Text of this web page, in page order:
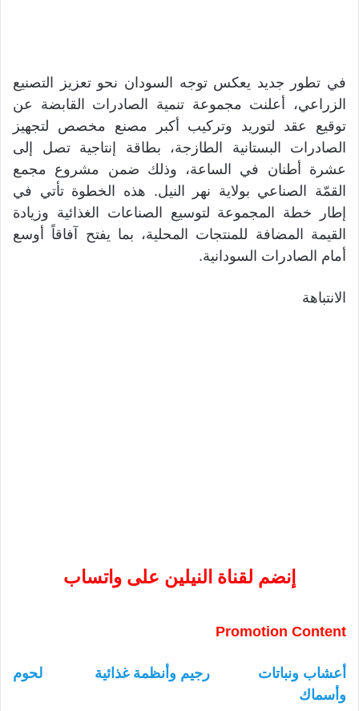
في تطور جديد يعكس توجه السودان نحو تعزيز التصنيع
الزراعي، أعلنت مجموعة تنمية الصادرات القابضة عن
توقيع عقد لتوريد وتركيب أكبر مصنع مخصص لتجهيز
الصادرات البستانية الطازجة، بطاقة إنتاجية تصل إلى
عشرة أطنان في الساعة، وذلك ضمن مشروع مجمع
القمّة الصناعي بولاية نهر النيل. هذه الخطوة تأتي في
إطار خطة المجموعة لتوسيع الصناعات الغذائية وزيادة
القيمة المضافة للمنتجات المحلية، بما يفتح آفاقاً أوسع
أمام الصادرات السودانية.
الانتباهة
إنضم لقناة النيلين على واتساب
Promotion Content
أعشاب ونباتات رجيم وأنظمة غذائية
لحوم
وأسماك